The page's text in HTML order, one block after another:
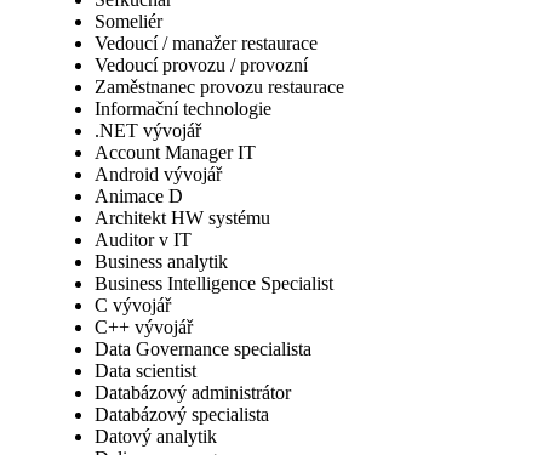
Someliér
Vedoucí / manažer restaurace
Vedoucí provozu / provozní
Zaměstnanec provozu restaurace
Informační technologie
.NET vývojář
Account Manager IT
Android vývojář
Animace D
Architekt HW systému
Auditor v IT
Business analytik
Business Intelligence Specialist
C vývojář
C++ vývojář
Data Governance specialista
Data scientist
Databázový administrátor
Databázový specialista
Datový analytik